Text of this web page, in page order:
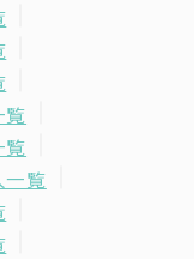
覧
覧
一覧